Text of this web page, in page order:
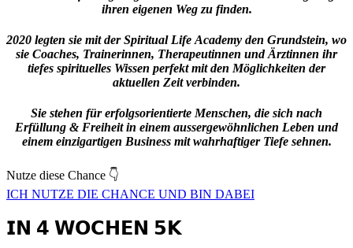
ihren eigenen Weg zu finden.
2020 legten sie mit der Spiritual Life Academy den Grundstein, wo
sie Coaches, Trainerinnen, Therapeutinnen und Ärztinnen ihr
tiefes spirituelles Wissen perfekt mit den Möglichkeiten der
aktuellen Zeit verbinden.
Sie stehen für erfolgsorientierte Menschen, die sich nach
Erfüllung & Freiheit in einem aussergewöhnlichen Leben und
einem einzigartigen Business mit wahrhaftiger Tiefe sehnen.
Nutze diese Chance 👇
ICH NUTZE DIE CHANCE UND BIN DABEI
𝗜𝗡 𝟰 𝗪𝗢𝗖𝗛𝗘𝗡 𝟱𝗞